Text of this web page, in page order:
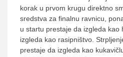
korak u prvom krugu direktno
sredstva za finalnu ravnicu,
u startu prestaje da izgleda kao
izgleda kao rasipništvo.
prestaje da izgleda kao